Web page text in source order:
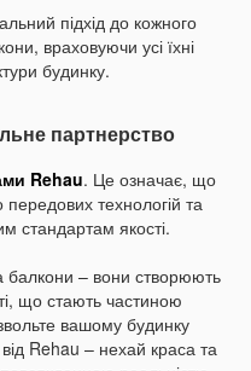
підхід до кожного
враховуючи усі їхні
будинку.
партнерство
Rehau. Це означає, що
технологій та
стандартам якості.
балкони – вони створюють
що стають частиною
вашому будинку
Rehau – нехай краса та